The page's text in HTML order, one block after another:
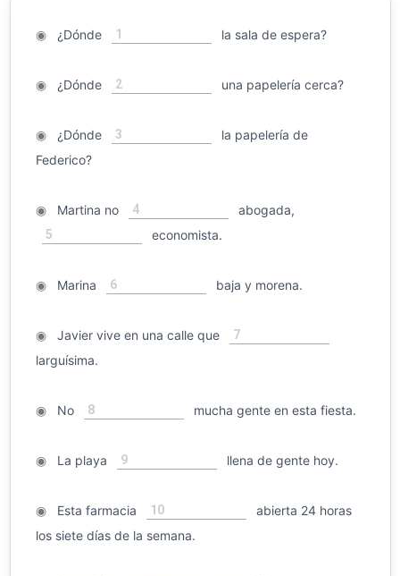
◉¿Dónde 1 la sala de espera?
◉¿Dónde 2 una papelería cerca?
◉¿Dónde 3
la papelería de
Federico?
◉Martina no 4 abogada,
5 economista.
◉Marina 6 baja y morena.
◉Javier vive en una calle que 7
larguísima.
◉No 8 mucha gente en esta fiesta.
◉La playa 9 llena de gente hoy.
◉Esta farmacia 10
abierta 24 horas
los siete días de la semana.